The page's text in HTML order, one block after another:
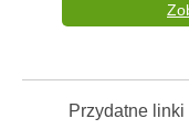
Przydatne linki